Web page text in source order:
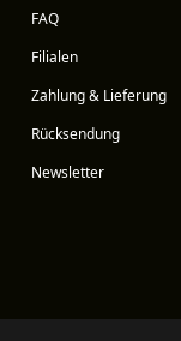
FAQ
Filialen
Zahlung & Lieferung
Rücksendung
Newsletter